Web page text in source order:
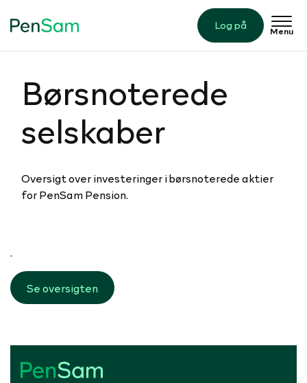
Log på Menu
Børsno­te­rede
selskaber
Oversigt over investeringer i børsnoterede aktier
for PenSam Pension.
.
Se oversigten